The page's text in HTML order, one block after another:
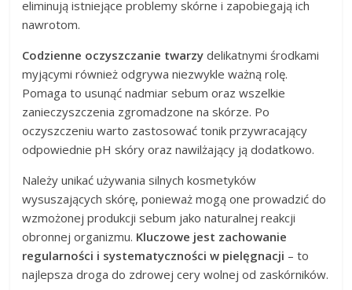
eliminują istniejące problemy skórne i zapobiegają ich
nawrotom.
Codzienne oczyszczanie twarzy delikatnymi środkami
myjącymi również odgrywa niezwykle ważną rolę.
Pomaga to usunąć nadmiar sebum oraz wszelkie
zanieczyszczenia zgromadzone na skórze. Po
oczyszczeniu warto zastosować tonik przywracający
odpowiednie pH skóry oraz nawilżający ją dodatkowo.
Należy unikać używania silnych kosmetyków
wysuszających skórę, ponieważ mogą one prowadzić do
wzmożonej produkcji sebum jako naturalnej reakcji
obronnej organizmu. Kluczowe jest zachowanie
regularności i systematyczności w pielęgnacji – to
najlepsza droga do zdrowej cery wolnej od zaskórników.